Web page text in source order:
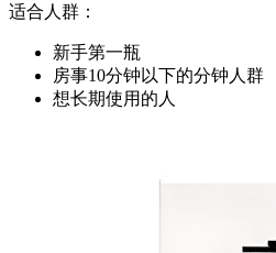
适合人群：
新手第一瓶
房事10分钟以下的分钟人群
想长期使用的人